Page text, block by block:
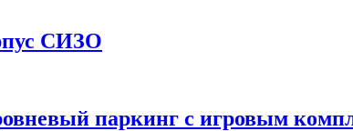
СИЗО
паркинг с игровым